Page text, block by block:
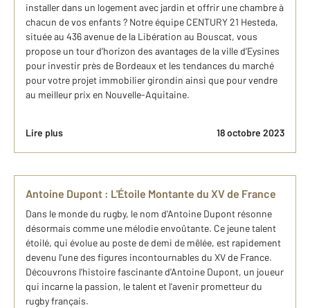
installer dans un logement avec jardin et offrir une chambre à
chacun de vos enfants ? Notre équipe CENTURY 21 Hesteda,
située au 436 avenue de la Libération au Bouscat, vous
propose un tour d’horizon des avantages de la ville d’Eysines
pour investir près de Bordeaux et les tendances du marché
pour votre projet immobilier girondin ainsi que pour vendre
au meilleur prix en Nouvelle-Aquitaine.
Lire plus 18 octobre 2023
Antoine Dupont : L'Étoile Montante du XV de France
Dans le monde du rugby, le nom d'Antoine Dupont résonne
désormais comme une mélodie envoûtante. Ce jeune talent
étoilé, qui évolue au poste de demi de mêlée, est rapidement
devenu l'une des figures incontournables du XV de France.
Découvrons l'histoire fascinante d'Antoine Dupont, un joueur
qui incarne la passion, le talent et l'avenir prometteur du
rugby français.